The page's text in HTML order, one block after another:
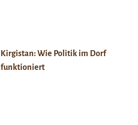
Kirgistan: Wie Politik im Dorf
funktioniert